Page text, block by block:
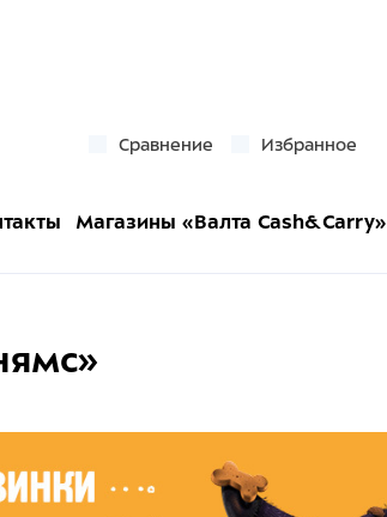
Сравнение Избранное
Магазины «Валта Cash&Carry»